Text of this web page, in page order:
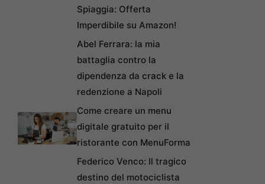
Spiaggia: Offerta
Imperdibile su Amazon!
Abel Ferrara: la mia
battaglia contro la
dipendenza da crack e la
redenzione a Napoli
Come creare un menu
digitale gratuito per il
ristorante con MenuForma
Federico Venco: Il tragico
destino del motociclista